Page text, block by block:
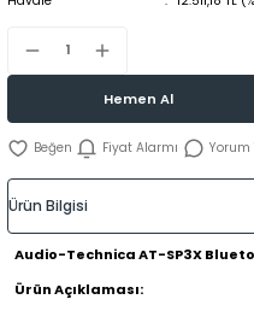
Hemen Al
Fiyat Alarmı Yorum
Ürün Bilgisi
Audio-Technica AT-SP3X
Ürün Açıklaması: